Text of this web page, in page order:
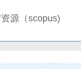
源（scopus)